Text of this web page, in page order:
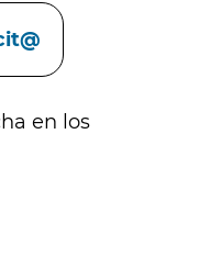
en los